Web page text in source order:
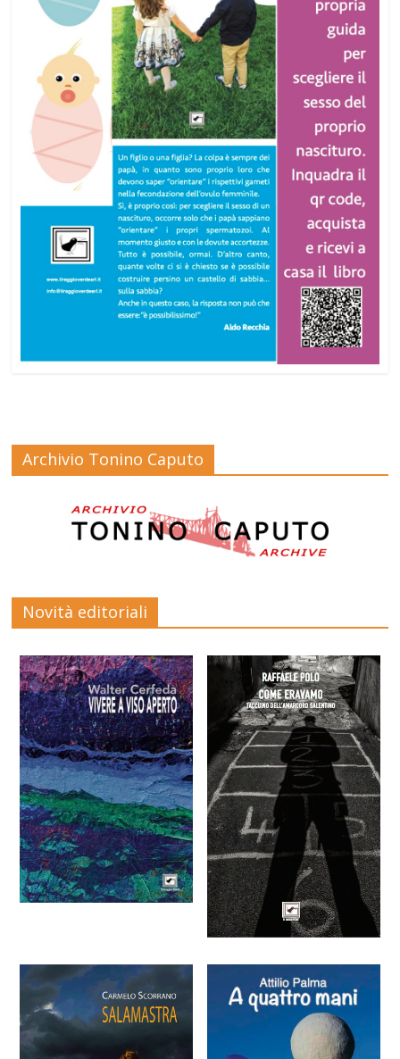
Archivio Tonino Caputo
Novità editoriali